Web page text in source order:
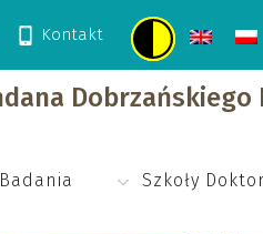
Kontakt
Dobrzańskiego
Badania Szkoły